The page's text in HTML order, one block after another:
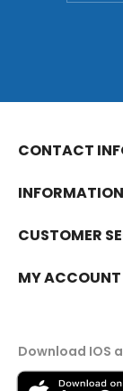
CONTACT
INFORMATION
CUSTOMER
MY ACCOUNT
Download IOS